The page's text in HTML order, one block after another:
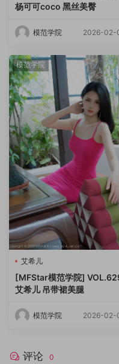
杨可可coco 黑丝美臀
模范学院 2026-02-
模范学院
艾希儿
[MFStar模范学院]
艾希儿 吊带裙美腿
模范学院 2026-02-
评论 0